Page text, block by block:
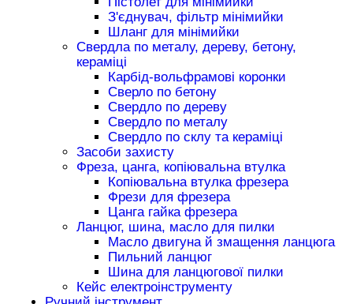
З'єднувач, фільтр мінімийки
Шланг для мінімийки
Свердла по металу, дереву, бетону,
кераміці
Карбід-вольфрамові коронки
Сверло по бетону
Свердло по дереву
Свердло по металу
Свердло по склу та кераміці
Засоби захисту
Фреза, цанга, копіювальна втулка
Копіювальна втулка фрезера
Фрези для фрезера
Цанга гайка фрезера
Ланцюг, шина, масло для пилки
Масло двигуна й змащення ланцюга
Пильний ланцюг
Шина для ланцюгової пилки
Кейс електроінструменту